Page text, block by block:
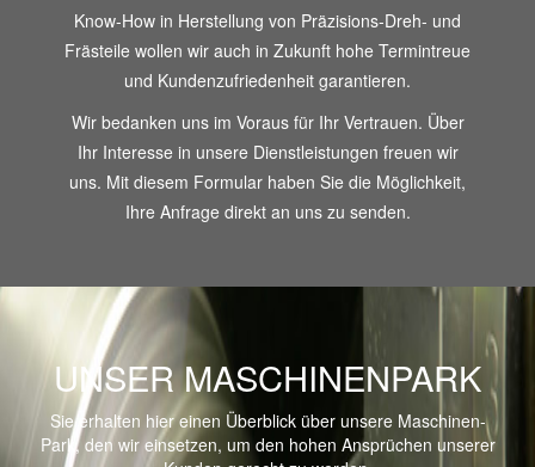
Know-How in Herstellung von Präzisions-Dreh- und
Frästeile wollen wir auch in Zukunft hohe Termintreue
und Kundenzufriedenheit garantieren.
Wir bedanken uns im Voraus für Ihr Vertrauen. Über
Ihr Interesse in unsere Dienstleistungen freuen wir
uns. Mit diesem Formular haben Sie die Möglichkeit,
Ihre Anfrage direkt an uns zu senden.
UNSER MASCHINENPARK
Sie erhalten hier einen Überblick über unsere Maschinen-
Park, den wir einsetzen, um den hohen Ansprüchen unserer